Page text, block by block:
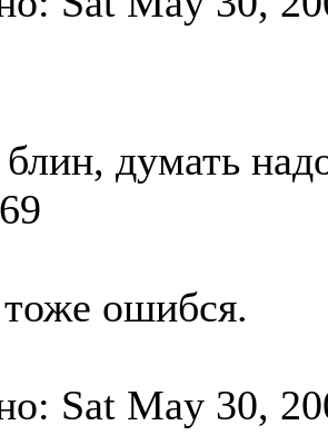
думать
ошибся.
Sat May 30,